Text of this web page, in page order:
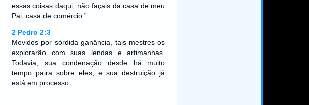
essas coisas daqui; não façais da casa de meu
Pai, casa de comércio.”
2 Pedro 2:3
Movidos por sórdida ganância, tais mestres os
explorarão com suas lendas e artimanhas.
Todavia, sua condenação desde há muito
tempo paira sobre eles, e sua destruição já
está em processo.